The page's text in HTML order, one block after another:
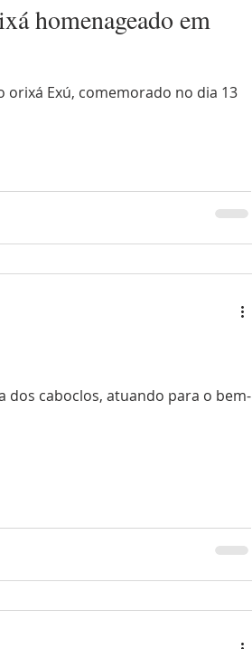
homenageado em
Exú, comemorado no dia 13
dos caboclos, atuando para o bem-